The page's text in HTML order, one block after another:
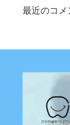
最近のコメ